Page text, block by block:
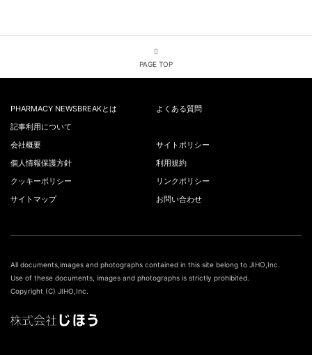
PAGE TOP
PHARMACY NEWSBREAKとは
よくある質問
記事利用について
会社概要
サイトポリシー
個人情報保護方針
利用規約
クッキーポリシー
リンクポリシー
サイトマップ
お問い合わせ
All documents,images and photographs contained in this site belong to JIHO,Inc.
Use of these documents, images and photographs is strictly prohibited.
Copyright (C) JIHO,Inc.